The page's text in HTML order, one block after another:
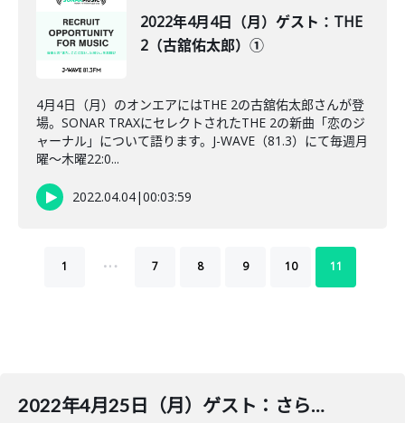
2022年4月4日（月）ゲスト：THE
2（古舘佑太郎）①
4月4日（月）のオンエアにはTHE 2の古舘佑太郎さんが登
場。SONAR TRAXにセレクトされたTHE 2の新曲「恋のジ
ャーナル」について語ります。J-WAVE（81.3）にて毎週月
曜～木曜22:0...
2022.04.04|00:03:59
1 … 7 8 9 10 11
2022年4月25日（月）ゲスト：さらさ①